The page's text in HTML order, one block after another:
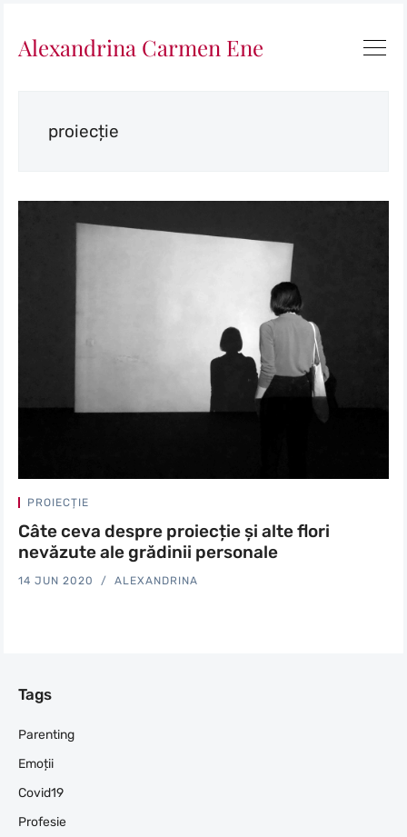
Alexandrina Carmen Ene
proiecție
PROIECȚIE
Câte ceva despre proiecție și alte flori
nevăzute ale grădinii personale
14 JUN 2020 ALEXANDRINA
Tags
Parenting
Emoții
Covid19
Profesie